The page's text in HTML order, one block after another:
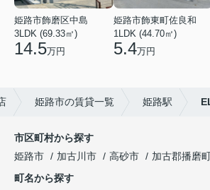
姫路市飾磨区中島
3LDK (69.33㎡)
14.5万円
姫路市飾東町佐良和
1LDK (44.70㎡)
5.4万円
姫路市の賃貸一覧 姫路駅
市区町村から探す
姫路市
加古川市 高砂市
加古郡播磨
町名から探す